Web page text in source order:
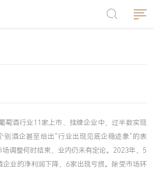
萄酒行业11家上市、挂牌企业中，过半数实现
别酒企甚至给出“行业出现见底企稳迹象”的表
调整何时结束，业内仍未有定论。2023年，5
企业的净利润下降，6家出现亏损。除受市场环